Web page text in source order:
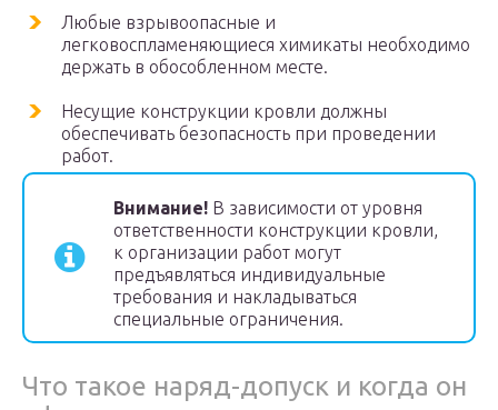
Любые взрывоопасные и
легковоспламеняющиеся химикаты необходимо
держать в обособленном месте.
Несущие конструкции кровли должны
обеспечивать безопасность при проведении
работ.
Внимание! В зависимости от уровня
ответственности конструкции кровли,
к организации работ могут
предъявляться индивидуальные
требования и накладываться
специальные ограничения.
Что такое наряд-допуск и когда он